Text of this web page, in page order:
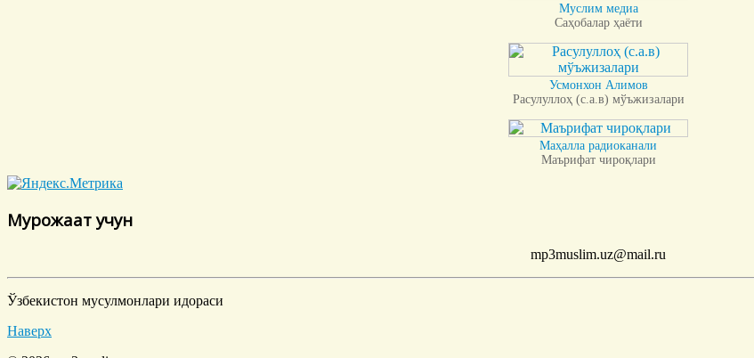
Муслим медиа
Саҳобалар ҳаёти
Усмонхон Алимов
Расулуллоҳ (с.а.в) мўъжизалари
Маҳалла радиоканали
Маърифат чироқлари
Мурожаат учун
mp3muslim.uz@mail.ru
Ўзбекистон мусулмонлари идораси
Наверх